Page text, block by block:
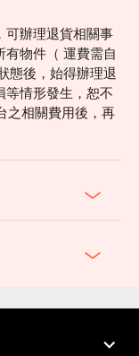
amanazo
可辦理退貨相關事
物件（ 運費需自
態後，始得辦理退
等情形發生，恕不
之相關費用後，再